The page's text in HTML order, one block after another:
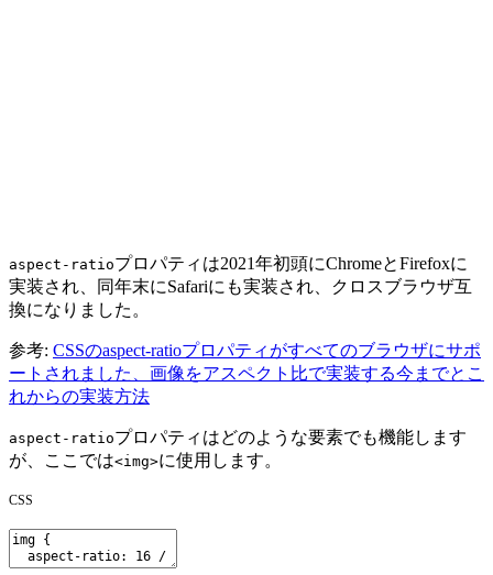
aspect-ratioプロパティは2021年初頭にChromeとFirefoxに
実装され、同年末にSafariにも実装され、クロスブラウザ互
換になりました。
参考: CSSのaspect-ratioプロパティがすべてのブラウザにサポ
ートされました、画像をアスペクト比で実装する今までとこ
れからの実装方法
aspect-ratioプロパティはどのような要素でも機能します
が、ここでは<img>に使用します。
CSS